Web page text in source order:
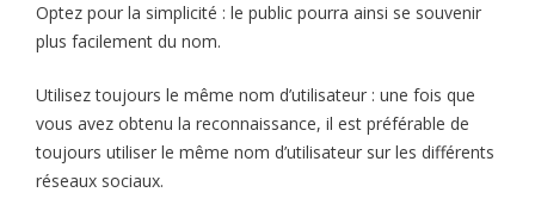
Optez pour la simplicité : le public pourra ainsi se souvenir
plus facilement du nom.
Utilisez toujours le même nom d’utilisateur : une fois que
vous avez obtenu la reconnaissance, il est préférable de
toujours utiliser le même nom d’utilisateur sur les différents
réseaux sociaux.